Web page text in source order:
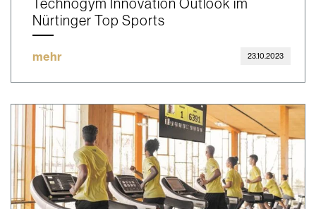
Nürtinger Top Sports
mehr 23.10.2023